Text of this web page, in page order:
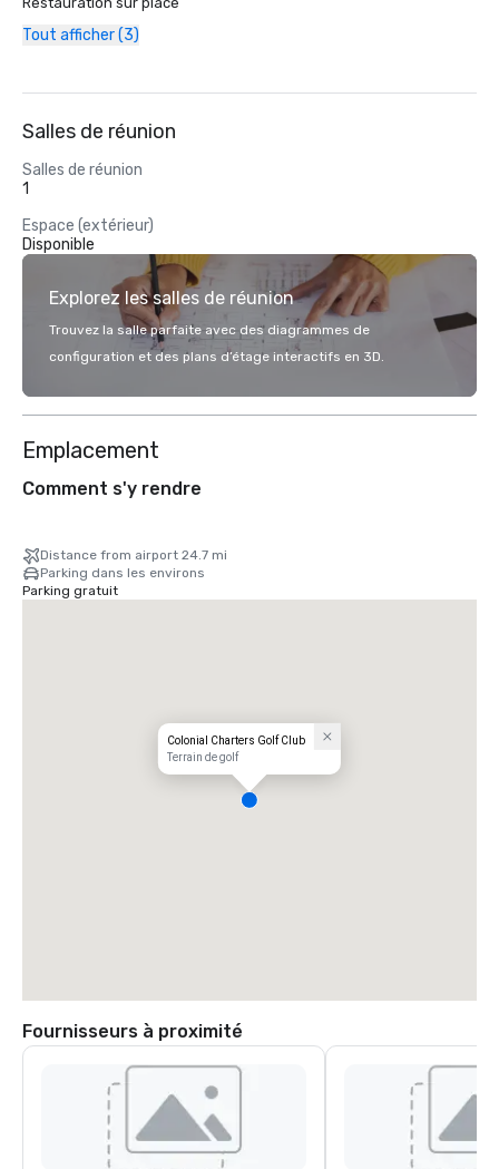
Tout afficher (3)
Salles de réunion
Salles de réunion
1
Espace (extérieur)
Disponible
Explorez les salles de réunion
Trouvez la salle parfaite avec des diagrammes de
configuration et des plans d’étage interactifs en 3D.
Emplacement
Comment s'y rendre
Distance from airport 24.7 mi
Parking dans les environs
Parking gratuit
Colonial Charters Golf Club
Terrain de golf
Fournisseurs à proximité